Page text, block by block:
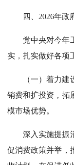
四、2026年政
党中央对今年
实，扎实做好各项
（一）着力
销费和扩投资，拓
模市场优势。
深入实施提振
促消费政策并举，